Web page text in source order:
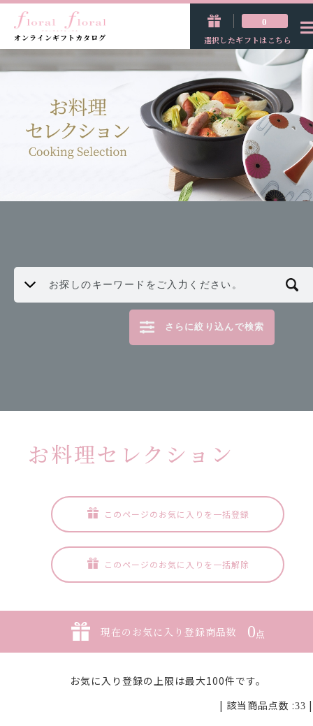
オンラインギフトカタログ
0
選択したギフトはこちら
さらに絞り込んで検索
お料理セレクション
このページのお気に入りを一括登録
このページのお気に入りを一括解除
現在のお気に入り登録商品数 0 点
お気に入り登録の上限は最大100件です。
| 該当商品点数 :33 |